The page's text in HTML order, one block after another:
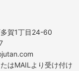
賀1丁目24-60
はMAILより受け付け